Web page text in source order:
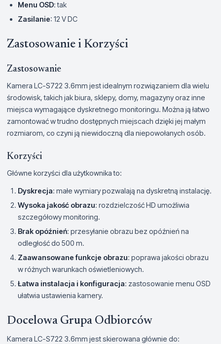
Menu OSD: tak
Zasilanie: 12 V DC
Zastosowanie i Korzyści
Zastosowanie
Kamera LC-S722 3.6mm jest idealnym rozwiązaniem dla wielu
środowisk, takich jak biura, sklepy, domy, magazyny oraz inne
miejsca wymagające dyskretnego monitoringu. Można ją łatwo
zamontować w trudno dostępnych miejscach dzięki jej małym
rozmiarom, co czyni ją niewidoczną dla niepowołanych osób.
Korzyści
Główne korzyści dla użytkownika to:
Dyskrecja: małe wymiary pozwalają na dyskretną instalację.
Wysoka jakość obrazu: rozdzielczość HD umożliwia
szczegółowy monitoring.
Brak opóźnień: przesyłanie obrazu bez opóźnień na
odległość do 500 m.
Zaawansowane funkcje obrazu: poprawa jakości obrazu
w różnych warunkach oświetleniowych.
Łatwa instalacja i konfiguracja: zastosowanie menu OSD
ułatwia ustawienia kamery.
Docelowa Grupa Odbiorców
Kamera LC-S722 3.6mm jest skierowana głównie do: